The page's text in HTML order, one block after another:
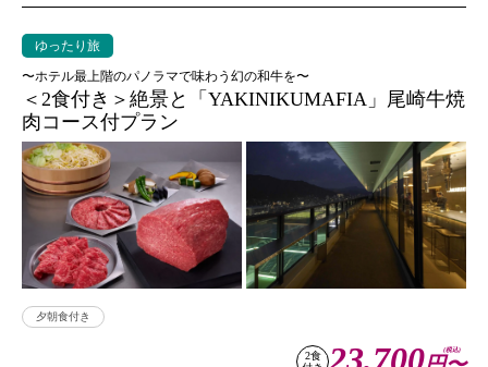
ゆったり旅
〜ホテル最上階のパノラマで味わう幻の和牛を〜
＜2食付き＞絶景と「YAKINIKUMAFIA」尾崎牛焼
肉コース付プラン
夕朝食付き
2食
(税込)